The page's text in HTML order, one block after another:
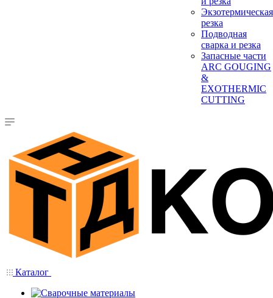
Экзотермическая
резка
Подводная
сварка и резка
Запасные части
ARC GOUGING
&
EXOTHERMIC
CUTTING
Каталог